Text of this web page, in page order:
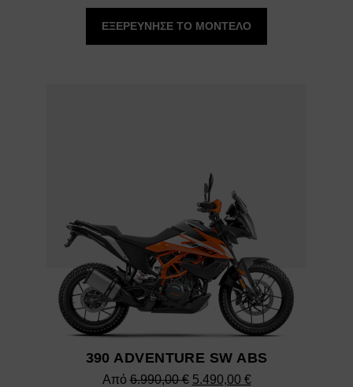
price
was:
τρέχουσα
τιμή
ΕΞΕΡΕΥΝΗΣΕ ΤΟ ΜΟΝΤΕΛΟ
390 ADVENTURE SW ABS
Από6.990,00€ Original
5.490,00 €Η